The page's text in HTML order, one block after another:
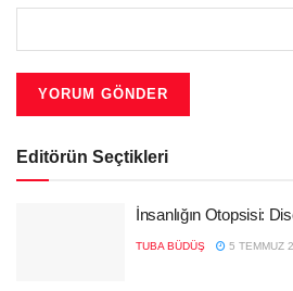
Editörün Seçtikleri
İnsanlığın Otopsisi:
TUBA BÜDÜŞ 5 TEMMUZ